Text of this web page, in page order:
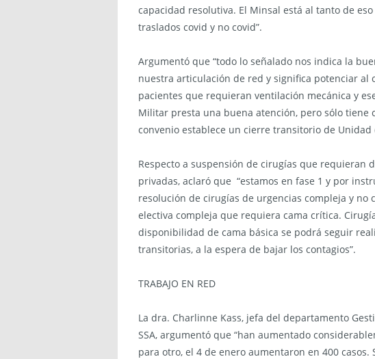
capacidad resolutiva. El Minsal está al tanto de
traslados covid y no covid”.
Argumentó que “todo lo señalado nos indica la
nuestra articulación de red y significa potenciar al
pacientes que requieran ventilación mecánica y
Militar presta una buena atención, pero sólo tiene
convenio establece un cierre transitorio de Unidad
Respecto a suspensión de cirugías que requieran
privadas, aclaró que “estamos en fase 1 y por
resolución de cirugías de urgencias compleja y no
electiva compleja que requiera cama crítica.
disponibilidad de cama básica se podrá seguir
transitorias, a la espera de bajar los contagios”.
TRABAJO EN RED
La dra. Charlinne Kass, jefa del departamento
SSA, argumentó que “han aumentado
para otro, el 4 de enero aumentaron en 400